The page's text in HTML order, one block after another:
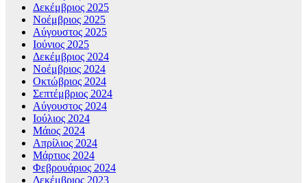
Δεκέμβριος 2025
Νοέμβριος 2025
Αύγουστος 2025
Ιούνιος 2025
Δεκέμβριος 2024
Νοέμβριος 2024
Οκτώβριος 2024
Σεπτέμβριος 2024
Αύγουστος 2024
Ιούλιος 2024
Μάιος 2024
Απρίλιος 2024
Μάρτιος 2024
Φεβρουάριος 2024
Δεκέμβριος 2023